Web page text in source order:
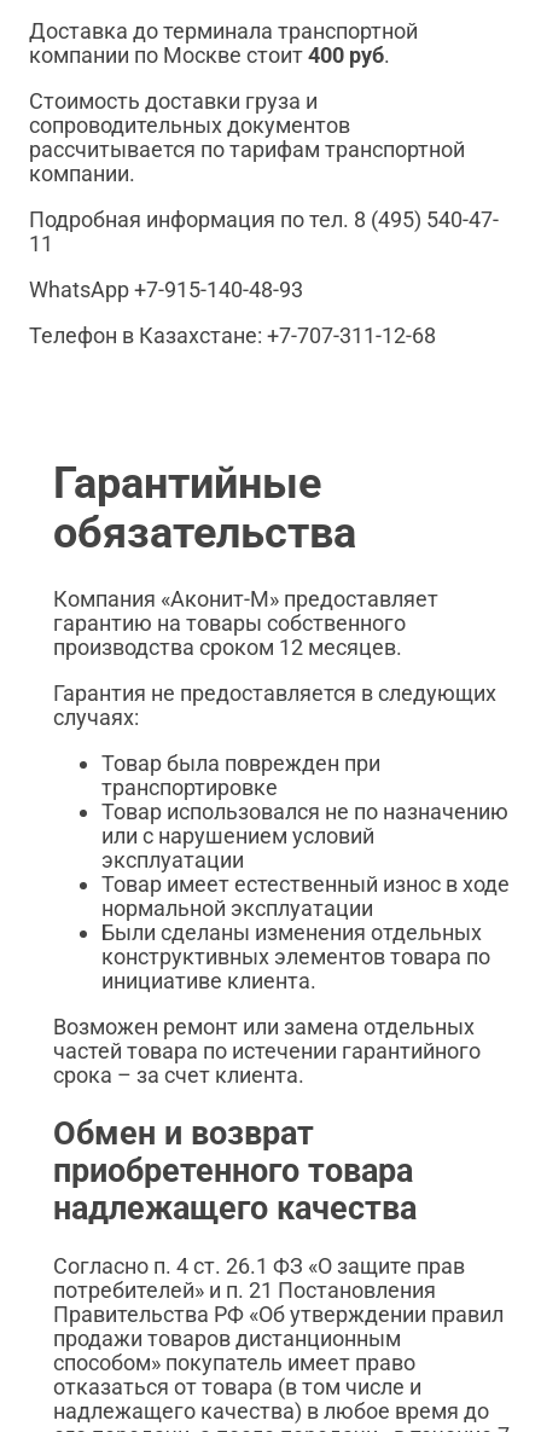
Доставка до терминала транспортной
компании по Москве стоит400 руб.
Стоимость доставки груза и
сопроводительных документов
рассчитывается по тарифам транспортной
компании.
Подробная информация по тел. 8 (495) 540-47-
11
WhatsApp +7-915-140-48-93
Телефон в Казахстане: +7-707-311-12-68
Гарантийные
обязательства
Компания «Аконит-М» предоставляет
гарантию на товары собственного
производства сроком 12 месяцев.
Гарантия не предоставляется в следующих
случаях:
Товар была поврежден при
транспортировке
Товар использовался не по назначению
или с нарушением условий
эксплуатации
Товар имеет естественный износ в ходе
нормальной эксплуатации
Были сделаны изменения отдельных
конструктивных элементов товара по
инициативе клиента.
Возможен ремонт или замена отдельных
частей товара по истечении гарантийного
срока – за счет клиента.
Обмен и возврат
приобретенного товара
надлежащего качества
Согласно п. 4 ст. 26.1 ФЗ «О защите прав
потребителей» и п. 21 Постановления
Правительства РФ «Об утверждении правил
продажи товаров дистанционным
способом» покупатель имеет право
отказаться от товара (в том числе и
надлежащего качества) в любое время до